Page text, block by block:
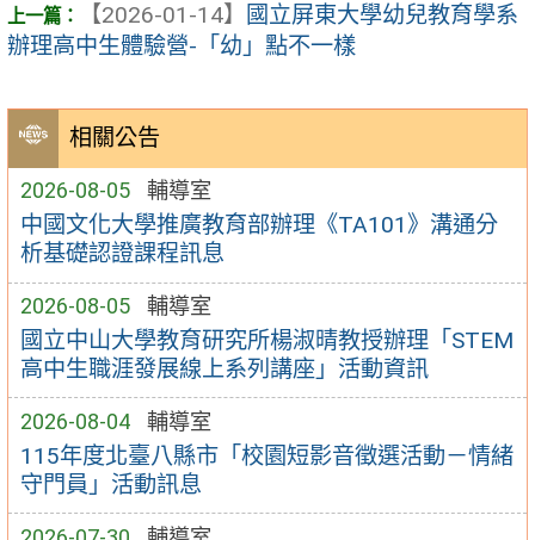
相關公告
2026-08-05 輔導室
中國文化大學推廣教育部辦理《TA101》溝通分
析基礎認證課程訊息
2026-08-05 輔導室
國立中山大學教育研究所楊淑晴教授辦理「STEM
高中生職涯發展線上系列講座」活動資訊
2026-08-04 輔導室
115年度北臺八縣市「校園短影音徵選活動－情緒
守門員」活動訊息
【2026-01-14】
國立屏東大學幼兒教育學系
辦理高中生體驗營-「幼」點不一樣